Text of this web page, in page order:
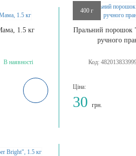
1.5 кг
В наявності
400 г
Пральний порошок
ручного
Код:
Ціна:
30грн.